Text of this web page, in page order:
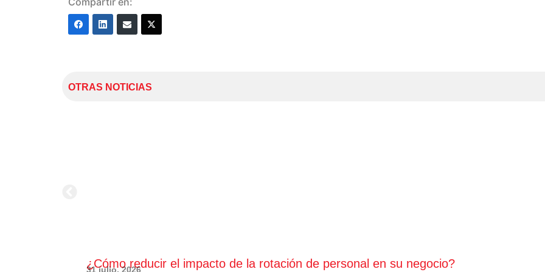
OTRAS NOTICIAS
¿Cómo reducir el impacto de la rotación de personal en su negocio?
31 julio, 2026